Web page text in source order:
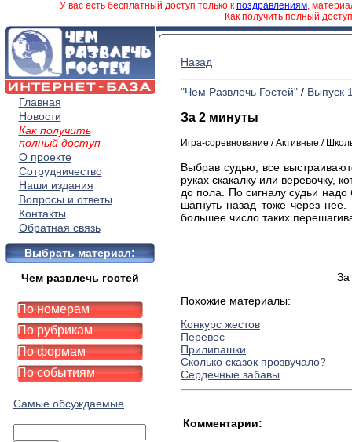
У вас есть бесплатный доступ только к поздравлениям,
Как получить полный
Главная
Новости
Как получить
полный доступ
О проекте
Сотрудничество
Наши издания
Вопросы и ответы
Контакты
Обратная связь
Выбрать материал:
Чем развлечь гостей
По номерам
По рубрикам
По формам
По событиям
Самые обсуждаемые
Назад
"Чем Развлечь Гостей" / Выпуск
За 2 минуты
Игра-соревнование / Активные /
Выбрав судью, все
руках скакалку или веревочку,
до пола. По сигналу судьи надо
шагнуть назад тоже через
большее число таких
За
Похожие материалы:
Конкурс жестов
Перевес
Прилипашки
Сколько сказок прозвучало?
Сердечные забавы
Комментарии: